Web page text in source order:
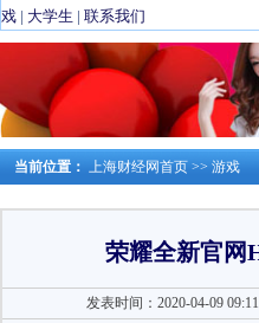
戏 | 大学生 | 联系我们
当前位置： 上海财经网首页 >> 游戏
荣耀全新官网
发表时间：2020-04-09